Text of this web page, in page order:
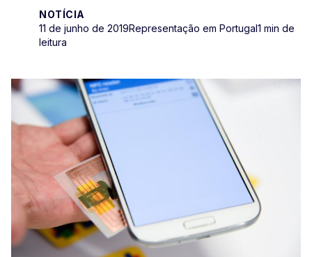
NOTÍCIA
11 de junho de 2019Representação em Portugal1 min de
leitura